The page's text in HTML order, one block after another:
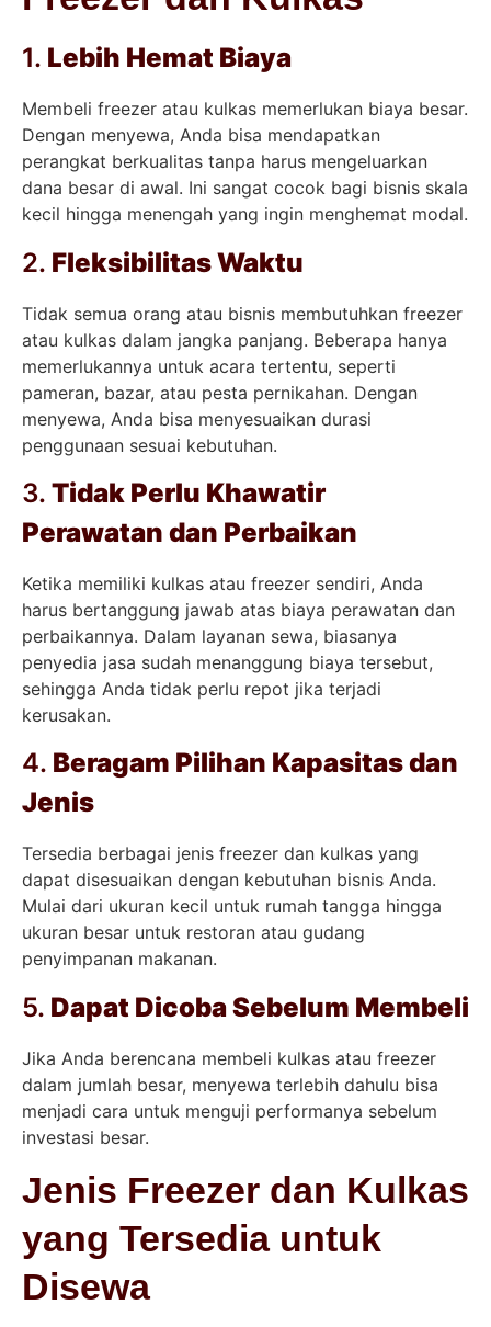
1. Lebih Hemat Biaya
Membeli freezer atau kulkas memerlukan biaya besar.
Dengan menyewa, Anda bisa mendapatkan
perangkat berkualitas tanpa harus mengeluarkan
dana besar di awal. Ini sangat cocok bagi bisnis skala
kecil hingga menengah yang ingin menghemat modal.
2. Fleksibilitas Waktu
Tidak semua orang atau bisnis membutuhkan freezer
atau kulkas dalam jangka panjang. Beberapa hanya
memerlukannya untuk acara tertentu, seperti
pameran, bazar, atau pesta pernikahan. Dengan
menyewa, Anda bisa menyesuaikan durasi
penggunaan sesuai kebutuhan.
3. Tidak Perlu Khawatir
Perawatan dan Perbaikan
Ketika memiliki kulkas atau freezer sendiri, Anda
harus bertanggung jawab atas biaya perawatan dan
perbaikannya. Dalam layanan sewa, biasanya
penyedia jasa sudah menanggung biaya tersebut,
sehingga Anda tidak perlu repot jika terjadi
kerusakan.
4. Beragam Pilihan Kapasitas dan
Jenis
Tersedia berbagai jenis freezer dan kulkas yang
dapat disesuaikan dengan kebutuhan bisnis Anda.
Mulai dari ukuran kecil untuk rumah tangga hingga
ukuran besar untuk restoran atau gudang
penyimpanan makanan.
5. Dapat Dicoba Sebelum Membeli
Jika Anda berencana membeli kulkas atau freezer
dalam jumlah besar, menyewa terlebih dahulu bisa
menjadi cara untuk menguji performanya sebelum
investasi besar.
Jenis Freezer dan Kulkas
yang Tersedia untuk
Disewa